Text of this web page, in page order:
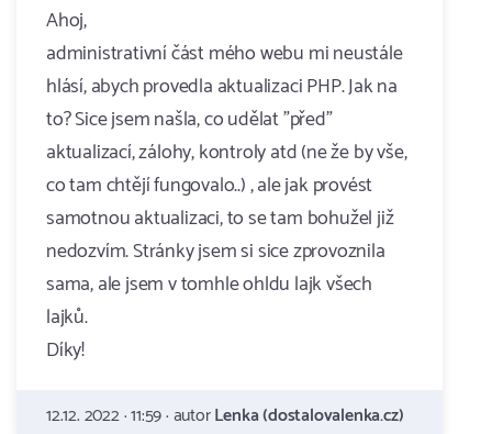
Ahoj,
administrativní část mého webu mi neustále
hlásí, abych provedla aktualizaci PHP. Jak na
to? Sice jsem našla, co udělat "před"
aktualizací, zálohy, kontroly atd (ne že by vše,
co tam chtějí fungovalo..) , ale jak provést
samotnou aktualizaci, to se tam bohužel již
nedozvím. Stránky jsem si sice zprovoznila
sama, ale jsem v tomhle ohldu lajk všech
lajků.
Díky!
12.12. 2022 · 11:59 · autorLenka (dostalovalenka.cz)